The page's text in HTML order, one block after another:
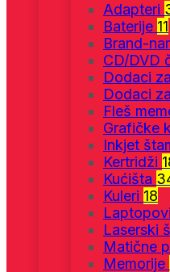
Adapteri
Baterije 11
Brand-
CD/DVD
Dodaci
Dodaci
Fleš
Grafičke
Inkjet
Kertridži
Kućišta
Kuleri 18
Laptopovi
Laserski
Matične
Memorije